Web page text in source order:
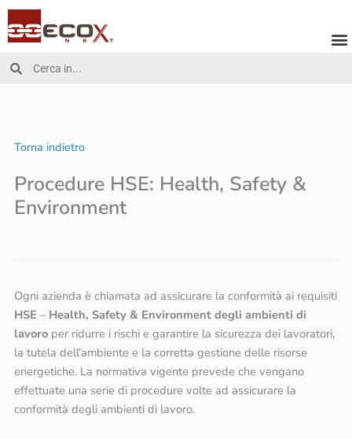
Vai
al
contenuto
Cerca Cerca
Torna indietro
Procedure HSE: Health, Safety &
Environment
Ogni azienda è chiamata ad assicurare la conformità ai requisiti
HSE – Health, Safety & Environment degli ambienti di
lavoroper ridurre i rischi e garantire la sicurezza dei lavoratori,
la tutela dell’ambiente e la corretta gestione delle risorse
energetiche. La normativa vigente prevede che vengano
effettuate una serie di procedure volte ad assicurare la
conformità degli ambienti di lavoro.